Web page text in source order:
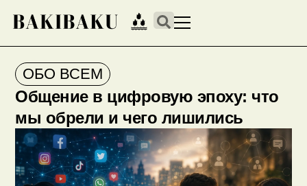
ОБО ВСЕМ
Общение в цифровую эпоху: что
мы обрели и чего лишились